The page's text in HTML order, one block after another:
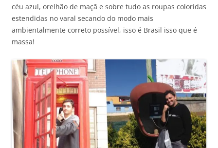
céu azul, orelhão de maçã e sobre tudo as roupas coloridas
estendidas no varal secando do modo mais
ambientalmente correto possível, isso é Brasil isso que é
massa!